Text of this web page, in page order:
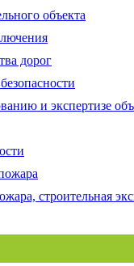
объекта
дорог
и экспертизе
строительная